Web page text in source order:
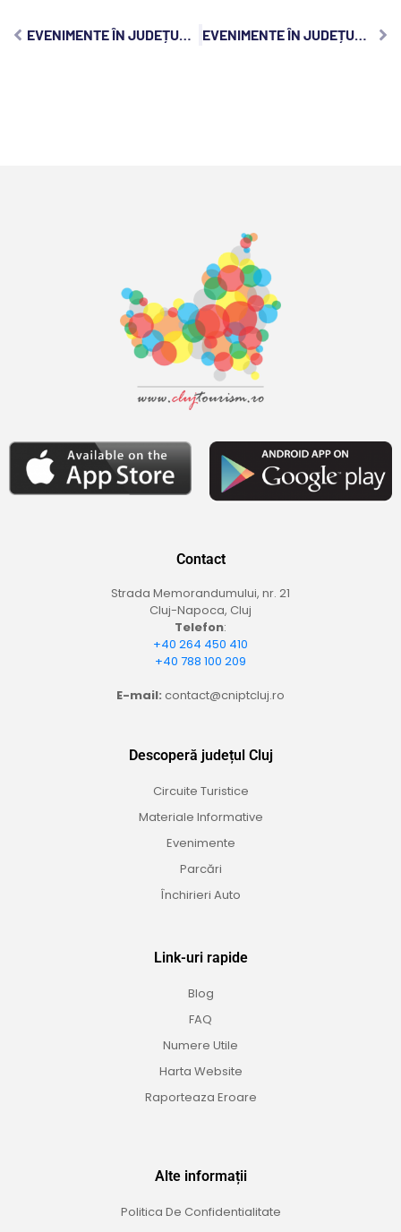
EVENIMENTE ÎN JUDEȚUL CLUJ, JOI, 11 MAI 2023: EVENIMENTE ÎN JUDEȚUL CLUJ, SÂMBĂTĂ, 13 MAI 2023:
Contact
Strada Memorandumului, nr. 21
Cluj-Napoca, Cluj
Telefon:
+40 264 450 410
+40 788 100 209
E-mail: contact@cniptcluj.ro
Descoperă județul Cluj
Circuite Turistice
Materiale Informative
Evenimente
Parcări
Închirieri Auto
Link-uri rapide
Blog
FAQ
Numere Utile
Harta Website
Raporteaza Eroare
Alte informații
Politica De Confidentialitate